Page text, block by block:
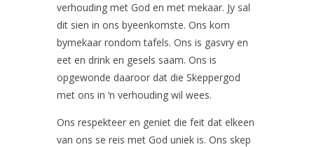
verhouding met God en met mekaar. Jy sal
dit sien in ons byeenkomste. Ons kom
bymekaar rondom tafels. Ons is gasvry en
eet en drink en gesels saam. Ons is
opgewonde daaroor dat die Skeppergod
met ons in ‘n verhouding wil wees.
Ons respekteer en geniet die feit dat elkeen
van ons se reis met God uniek is. Ons skep